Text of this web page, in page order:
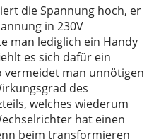
die Spannung hoch, er
in 230V
man lediglich ein Handy
es sich dafür ein
vermeidet man unnötigen
des
welches wiederum
hat einen
beim transformieren